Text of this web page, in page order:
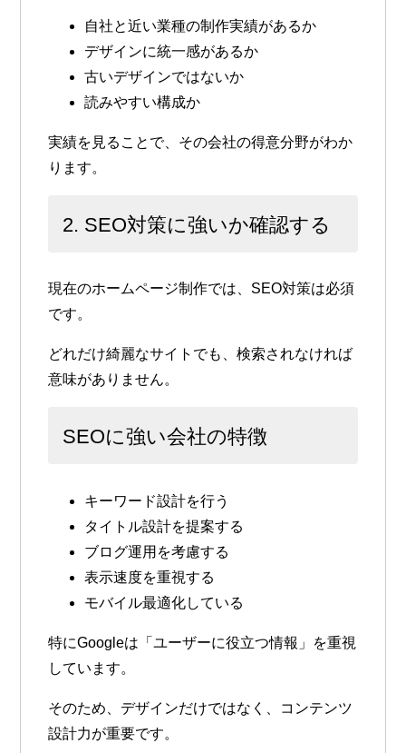
自社と近い業種の制作実績があるか
デザインに統一感があるか
古いデザインではないか
読みやすい構成か
実績を見ることで、その会社の得意分野がわか
ります。
2. SEO対策に強いか確認する
現在のホームページ制作では、SEO対策は必須
です。
どれだけ綺麗なサイトでも、検索されなければ
意味がありません。
SEOに強い会社の特徴
キーワード設計を行う
タイトル設計を提案する
ブログ運用を考慮する
表示速度を重視する
モバイル最適化している
特にGoogleは「ユーザーに役立つ情報」を重視
しています。
そのため、デザインだけではなく、コンテンツ
設計力が重要です。